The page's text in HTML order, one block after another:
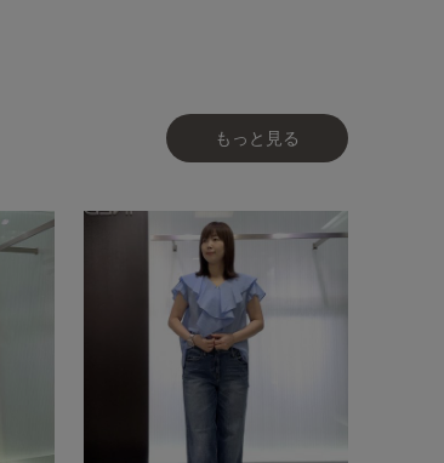
もっと見る